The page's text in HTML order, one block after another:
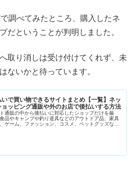
調べてみたところ、購入したネ
だということが判明しました。
取り消しは受け付けてくれず、未
ないかと待っています。
いで買い物できるサイトまとめ【一覧】ネッ
ョッピング通販や外のお店で後払いする方法
通販の中から後払いに対応したショップだけを厳
品やキャンプや釣り道具などのアウトドア品、家具
ゲーム、ファッション、コスメ、ペットグッズなど